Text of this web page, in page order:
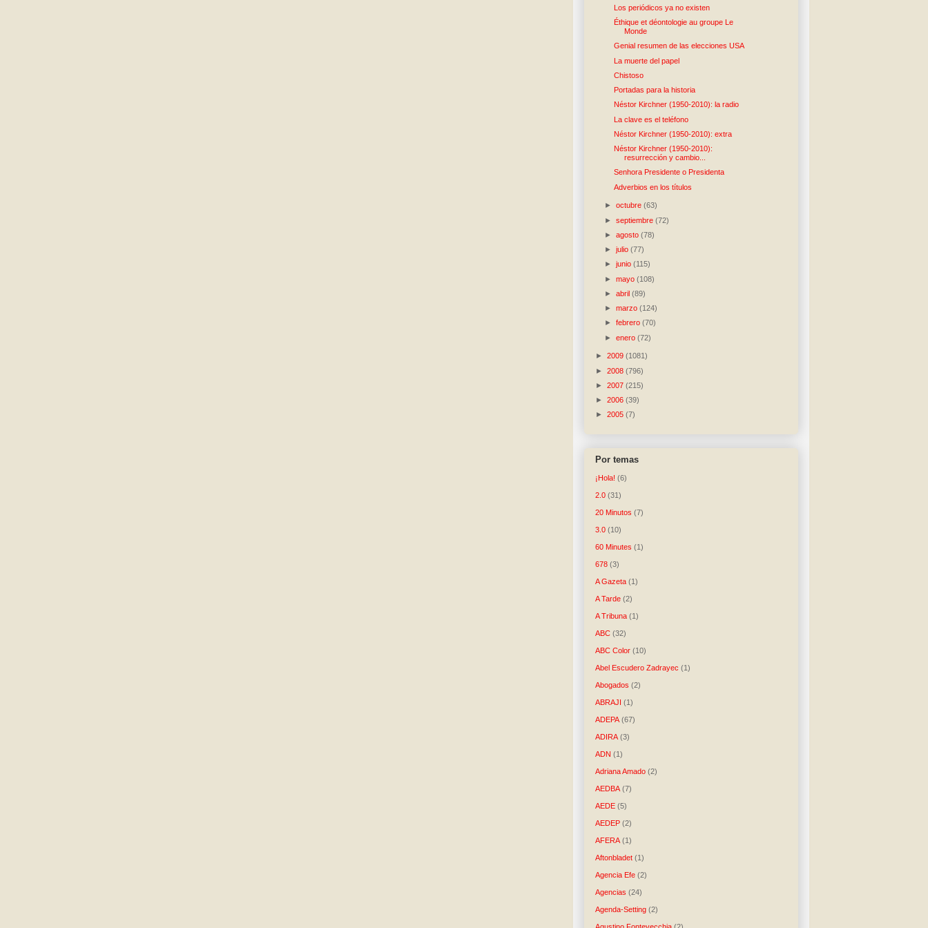
Los periódicos ya no existen
Éthique et déontologie au groupe Le
Monde
Genial resumen de las elecciones USA
La muerte del papel
Chistoso
Portadas para la historia
Néstor Kirchner (1950-2010): la radio
La clave es el teléfono
Néstor Kirchner (1950-2010): extra
Néstor Kirchner (1950-2010):
resurrección y cambio...
Senhora Presidente o Presidenta
Adverbios en los títulos
►octubre(63)
►septiembre(72)
►agosto(78)
►julio(77)
►junio(115)
►mayo(108)
►abril(89)
►marzo(124)
►febrero(70)
►enero(72)
► 2009 (1081)
► 2008 (796)
► 2007 (215)
► 2006 (39)
► 2005 (7)
Por temas
¡Hola! (6)
2.0 (31)
20 Minutos (7)
3.0 (10)
60 Minutes (1)
678 (3)
A Gazeta (1)
A Tarde (2)
A Tribuna (1)
ABC (32)
ABC Color (10)
Abel Escudero Zadrayec (1)
Abogados (2)
ABRAJI (1)
ADEPA (67)
ADIRA (3)
ADN (1)
Adriana Amado (2)
AEDBA (7)
AEDE (5)
AEDEP (2)
AFERA (1)
Aftonbladet (1)
Agencia Efe (2)
Agencias (24)
Agenda-Setting (2)